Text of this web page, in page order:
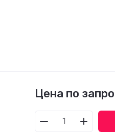
Цена по